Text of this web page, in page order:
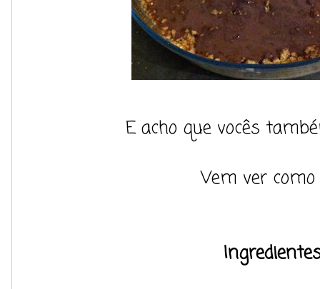
E acho que vocês
Vem ver como